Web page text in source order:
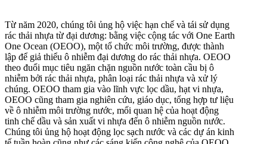
Từ năm 2020, chúng tôi ủng hộ việc hạn chế và tái sử dụng
rác thải nhựa từ đại dương: bằng việc cộng tác với One Earth
One Ocean (OEOO), một tổ chức môi trường, được thành
lập để giả thiểu ô nhiễm đại dương do rác thải nhựa. OEOO
theo đuổi mục tiêu ngăn chặn nguồn nước toàn cầu bị ô
nhiễm bởi rác thải nhựa, phân loại rác thải nhựa và xử lý
chúng. OEOO tham gia vào lĩnh vực lọc dầu, hạt vi nhựa,
OEOO cũng tham gia nghiên cứu, giáo dục, tổng hợp tư liệu
về ô nhiễm môi trường nước, mối quan hệ của hoạt động
tinh chế dầu và sản xuất vi nhựa đến ô nhiễm nguồn nước.
Chúng tôi ủng hộ hoạt động lọc sạch nước và các dự án kinh